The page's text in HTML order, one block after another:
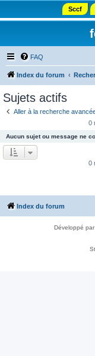
Sccf
FAQ
Index du forum
Sujets actifs
Aller à la recherche
0
Aucun sujet ou message ne
0
Index du forum
Développé par